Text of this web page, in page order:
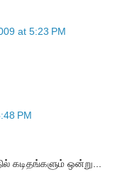
at 5:23 PM
PM
கடிதங்களும் ஒன்று...